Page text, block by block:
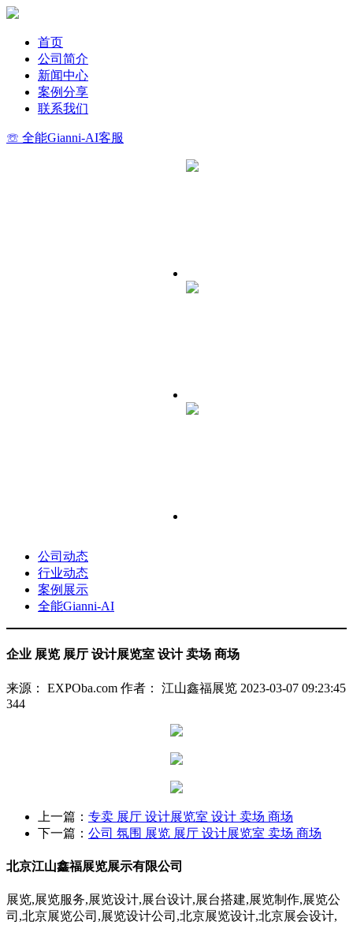
首页
公司简介
新闻中心
案例分享
联系我们
☏ 全能Gianni-AI客服
公司动态
行业动态
案例展示
全能Gianni-AI
企业 展览 展厅 设计展览室 设计 卖场 商场
来源： EXPOba.com 作者： 江山鑫福展览 2023-03-07 09:23:45
344
上一篇： 专卖 展厅 设计展览室 设计 卖场 商场
下一篇： 公司 氛围 展览 展厅 设计展览室 卖场 商场
北京江山鑫福展览展示有限公司
展览,展览服务,展览设计,展台设计,展台搭建,展览制作,展览公
司,北京展览公司,展览设计公司,北京展览设计,北京展会设计,